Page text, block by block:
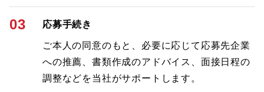
03 応募手続き
ご本人の同意のもと、必要に応じて応募先企業
への推薦、書類作成のアドバイス、面接日程の
調整などを当社がサポートします。